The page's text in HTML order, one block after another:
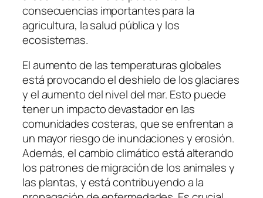
consecuencias importantes para la
agricultura, la salud pública y los
ecosistemas.
El aumento de las temperaturas globales
está provocando el deshielo de los glaciares
y el aumento del nivel del mar. Esto puede
tener un impacto devastador en las
comunidades costeras, que se enfrentan a
un mayor riesgo de inundaciones y erosión.
Además, el cambio climático está alterando
los patrones de migración de los animales y
las plantas, y está contribuyendo a la